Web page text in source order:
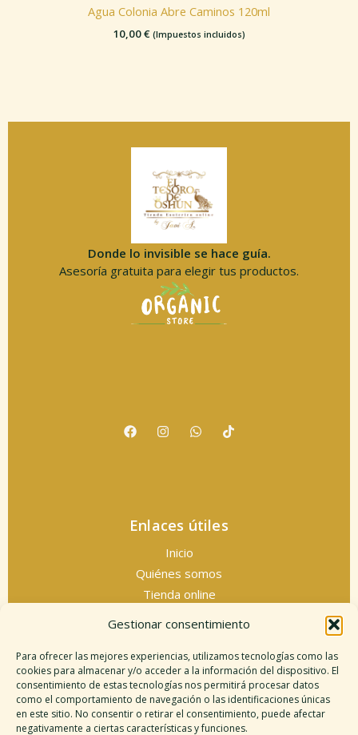
Gestionar consentimiento
Para ofrecer las mejores experiencias, utilizamos tecnologías como las
cookies para almacenar y/o acceder a la información del dispositivo. El
consentimiento de estas tecnologías nos permitirá procesar datos
como el comportamiento de navegación o las identificaciones únicas
en este sitio. No consentir o retirar el consentimiento, puede afectar
negativamente a ciertas características y funciones.
Agua Colonia Abre Caminos 120ml
10,00€ (Impuestos incluidos)
Donde lo invisible se hace guía.
Asesoría gratuita para elegir tus productos.
Enlaces útiles
Inicio
Quiénes somos
Tienda online
Información legal